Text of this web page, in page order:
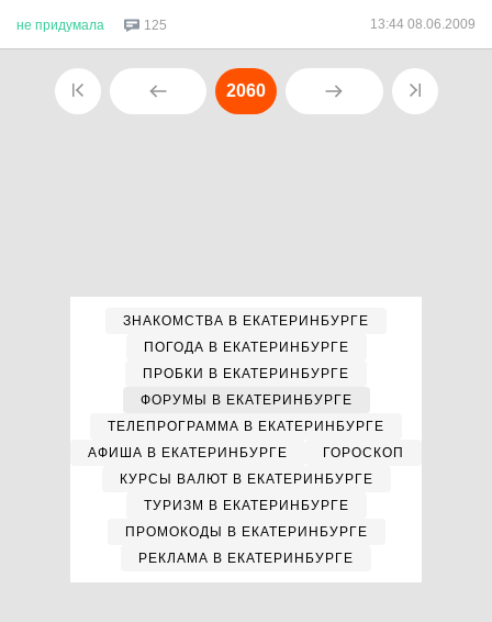
не придумала 125 13:44 08.06.2009
2060
ЗНАКОМСТВА В ЕКАТЕРИНБУРГЕ
ПОГОДА В ЕКАТЕРИНБУРГЕ
ПРОБКИ В ЕКАТЕРИНБУРГЕ
ФОРУМЫ В ЕКАТЕРИНБУРГЕ
ТЕЛЕПРОГРАММА В ЕКАТЕРИНБУРГЕ
АФИША В ЕКАТЕРИНБУРГЕ
ГОРОСКОП
КУРСЫ ВАЛЮТ В ЕКАТЕРИНБУРГЕ
ТУРИЗМ В ЕКАТЕРИНБУРГЕ
ПРОМОКОДЫ В ЕКАТЕРИНБУРГЕ
РЕКЛАМА В ЕКАТЕРИНБУРГЕ